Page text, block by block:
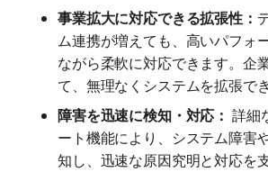
事業拡大に対応できる拡張性：
ム連携が増えても、高いパフォ
ながら柔軟に対応できます。企
て、無理なくシステムを拡張でき
障害を迅速に検知・対応： 詳細
ート機能により、システム障害
知し、迅速な原因究明と対応を